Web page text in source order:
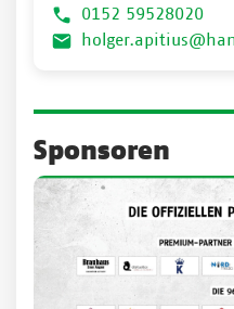
0152 59528020
Sponsoren